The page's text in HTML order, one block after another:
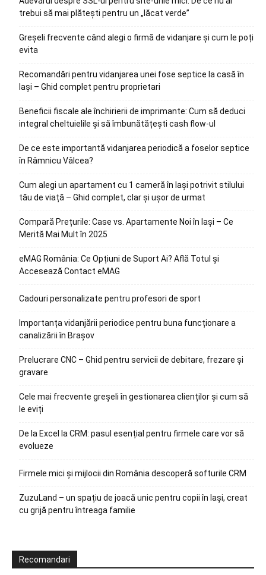
trebui să mai plătești pentru un „lăcat verde”
Greșeli frecvente când alegi o firmă de vidanjare și cum le poți
evita
Recomandări pentru vidanjarea unei fose septice la casă în
Iași – Ghid complet pentru proprietari
Beneficii fiscale ale închirierii de imprimante: Cum să deduci
integral cheltuielile și să îmbunătățești cash flow-ul
De ce este importantă vidanjarea periodică a foselor septice
în Râmnicu Vâlcea?
Cum alegi un apartament cu 1 cameră în Iași potrivit stilului
tău de viață – Ghid complet, clar și ușor de urmat
Compară Prețurile: Case vs. Apartamente Noi în Iași – Ce
Merită Mai Mult în 2025
eMAG România: Ce Opțiuni de Suport Ai? Află Totul și
Accesează Contact eMAG
Cadouri personalizate pentru profesori de sport
Importanța vidanjării periodice pentru buna funcționare a
canalizării în Brașov
Prelucrare CNC – Ghid pentru servicii de debitare, frezare și
gravare
Cele mai frecvente greșeli în gestionarea clienților și cum să
le eviți
De la Excel la CRM: pasul esențial pentru firmele care vor să
evolueze
Firmele mici și mijlocii din România descoperă softurile CRM
ZuzuLand – un spațiu de joacă unic pentru copii în Iași, creat
cu grijă pentru întreaga familie
Recomandari